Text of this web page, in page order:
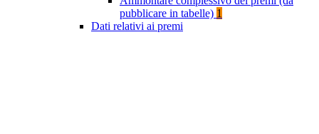
pubblicare in tabelle) 1
Dati relativi ai premi